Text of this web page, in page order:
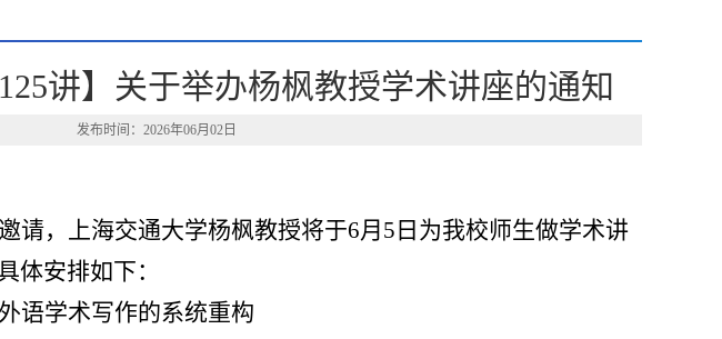
讲】关于举办杨枫教授学术讲座的通知
发布时间：2026年06月02日
请，上海交通大学杨枫教授将于6月5日为我校师生做学术讲
体安排如下：
语学术写作的系统重构